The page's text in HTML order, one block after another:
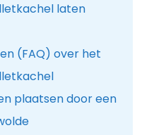
laten
(FAQ) over het
plaatsen door een